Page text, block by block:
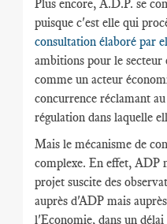
Plus encore, A.D.P. se
puisque c'est elle qui
consultation élaboré par
ambitions pour le
comme un acteur
concurrence réclamant
régulation dans laquelle
Mais le mécanisme de
complexe. En effet, ADP
projet suscite des
auprès d'ADP mais
l'Economie, dans un